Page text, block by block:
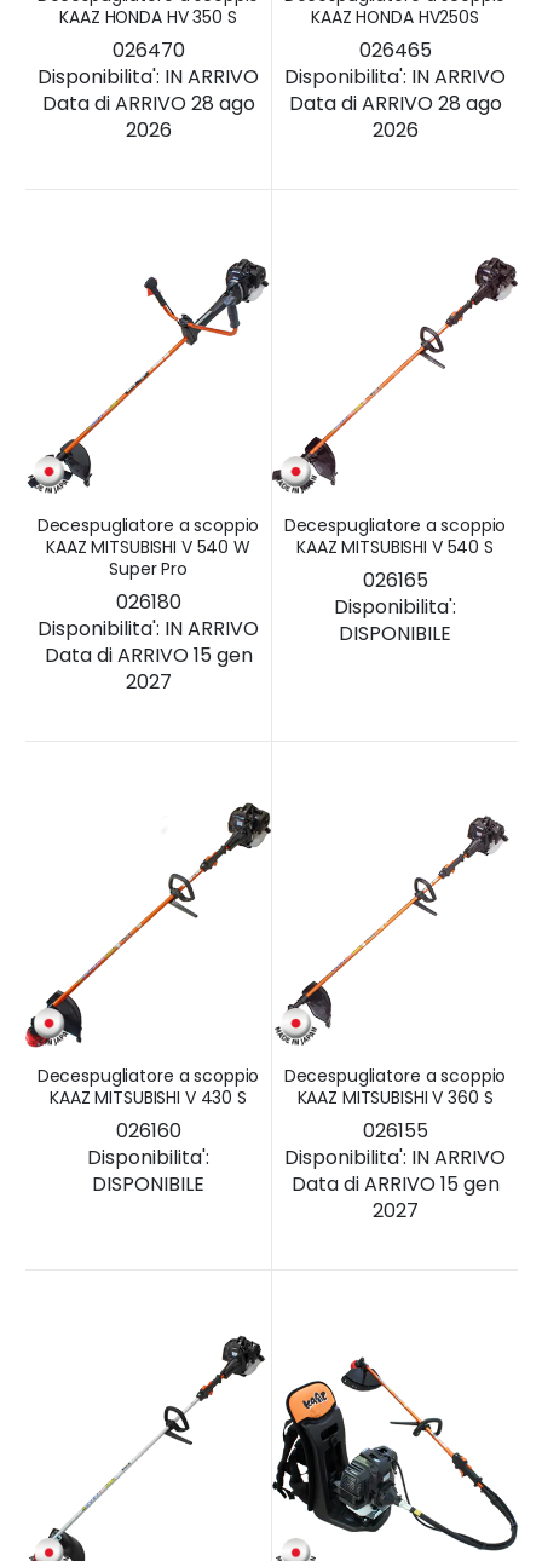
KAAZ HONDA HV 350 S
026470
Disponibilita': IN ARRIVO
Data di ARRIVO 28 ago
2026
KAAZ HONDA HV250S
026465
Disponibilita': IN ARRIVO
Data di ARRIVO 28 ago
2026
Decespugliatore a scoppio
KAAZ MITSUBISHI V 540 W
Super Pro
026180
Disponibilita': IN ARRIVO
Data di ARRIVO 15 gen
2027
Decespugliatore a scoppio
KAAZ MITSUBISHI V 540 S
026165
Disponibilita':
DISPONIBILE
Decespugliatore a scoppio
KAAZ MITSUBISHI V 430 S
026160
Disponibilita':
DISPONIBILE
Decespugliatore a scoppio
KAAZ MITSUBISHI V 360 S
026155
Disponibilita': IN ARRIVO
Data di ARRIVO 15 gen
2027